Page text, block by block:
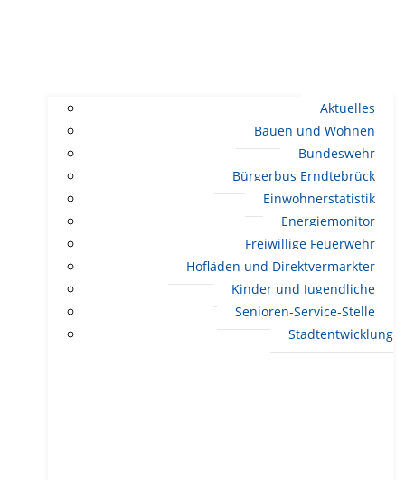
Aktuelles
Bauen und Wohnen
Bundeswehr
Bürgerbus Erndtebrück
Einwohnerstatistik
Energiemonitor
Freiwillige Feuerwehr
Hofläden und Direktvermarkter
Kinder und Jugendliche
Senioren-Service-Stelle
Stadtentwicklung